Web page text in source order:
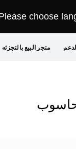
choose
متجر البيع بالتجزئه
حاسوب